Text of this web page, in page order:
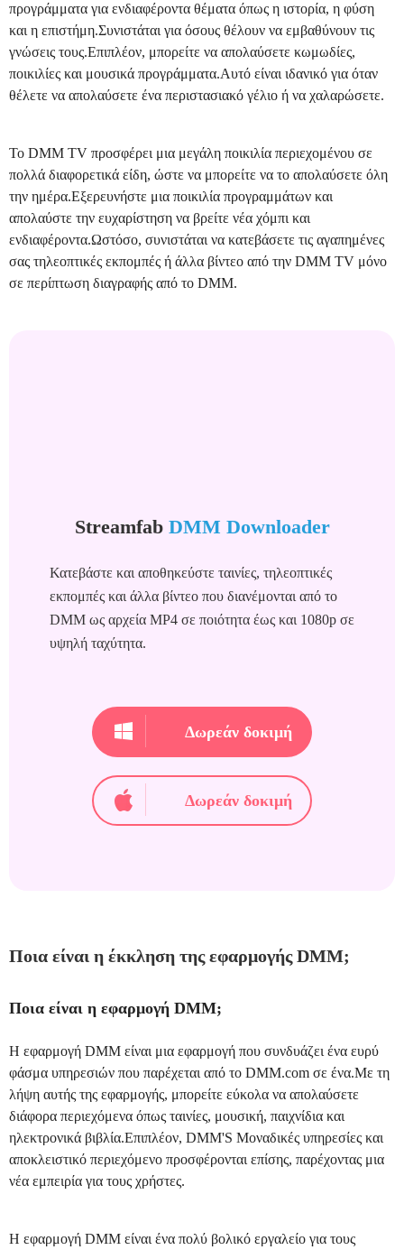
προγράμματα για ενδιαφέροντα θέματα όπως η ιστορία, η φύση
και η επιστήμη.Συνιστάται για όσους θέλουν να εμβαθύνουν τις
γνώσεις τους.Επιπλέον, μπορείτε να απολαύσετε κωμωδίες,
ποικιλίες και μουσικά προγράμματα.Αυτό είναι ιδανικό για όταν
θέλετε να απολαύσετε ένα περιστασιακό γέλιο ή να χαλαρώσετε.
Το DMM TV προσφέρει μια μεγάλη ποικιλία περιεχομένου σε
πολλά διαφορετικά είδη, ώστε να μπορείτε να το απολαύσετε όλη
την ημέρα.Εξερευνήστε μια ποικιλία προγραμμάτων και
απολαύστε την ευχαρίστηση να βρείτε νέα χόμπι και
ενδιαφέροντα.Ωστόσο, συνιστάται να κατεβάσετε τις αγαπημένες
σας τηλεοπτικές εκπομπές ή άλλα βίντεο από την DMM TV μόνο
σε περίπτωση διαγραφής από το DMM.
Streamfab DMM Downloader
Κατεβάστε και αποθηκεύστε ταινίες, τηλεοπτικές
εκπομπές και άλλα βίντεο που διανέμονται από το
DMM ως αρχεία MP4 σε ποιότητα έως και 1080p σε
υψηλή ταχύτητα.
Δωρεάν δοκιμή
Δωρεάν δοκιμή
Ποια είναι η έκκληση της εφαρμογής DMM;
Ποια είναι η εφαρμογή DMM;
Η εφαρμογή DMM είναι μια εφαρμογή που συνδυάζει ένα ευρύ
φάσμα υπηρεσιών που παρέχεται από το DMM.com σε ένα.Με τη
λήψη αυτής της εφαρμογής, μπορείτε εύκολα να απολαύσετε
διάφορα περιεχόμενα όπως ταινίες, μουσική, παιχνίδια και
ηλεκτρονικά βιβλία.Επιπλέον, DMM'S Μοναδικές υπηρεσίες και
αποκλειστικό περιεχόμενο προσφέρονται επίσης, παρέχοντας μια
νέα εμπειρία για τους χρήστες.
Η εφαρμογή DMM είναι ένα πολύ βολικό εργαλείο για τους